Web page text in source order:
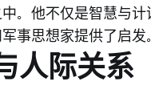
。他不仅是智慧与
事思想家提供了启发
人际关系